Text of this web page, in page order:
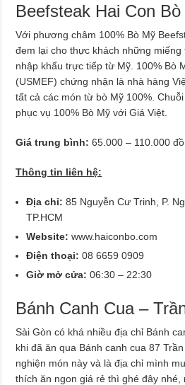
Beefsteak Hai Con Bò
Với phương châm 100% Bò Mỹ
đem lại cho thực khách những
nhập khẩu trực tiếp từ Mỹ. 100% Bò
(USMEF) chứng nhận là nhà hàng
tất cả các món từ bò Mỹ 100%.
phục vụ 100% Bò Mỹ với Giá Việt.
Giá trung bình:65.000 – 110.000
Thông tin liên hệ:
Địa chỉ:85 Nguyễn Cư Trinh, P.
TP.HCM
Website:www.haiconbo.com
Điện thoại:08 6659 0909
Giờ mở cửa:06:30 – 22:30
Bánh Canh Cua –
Sài Gòn có khá nhiều địa chỉ Bánh
khi đã ăn qua Bánh canh cua 87
nghiện món này và là địa chỉ mình
thích ăn ngon giá rẻ thì ghé đây nhé,